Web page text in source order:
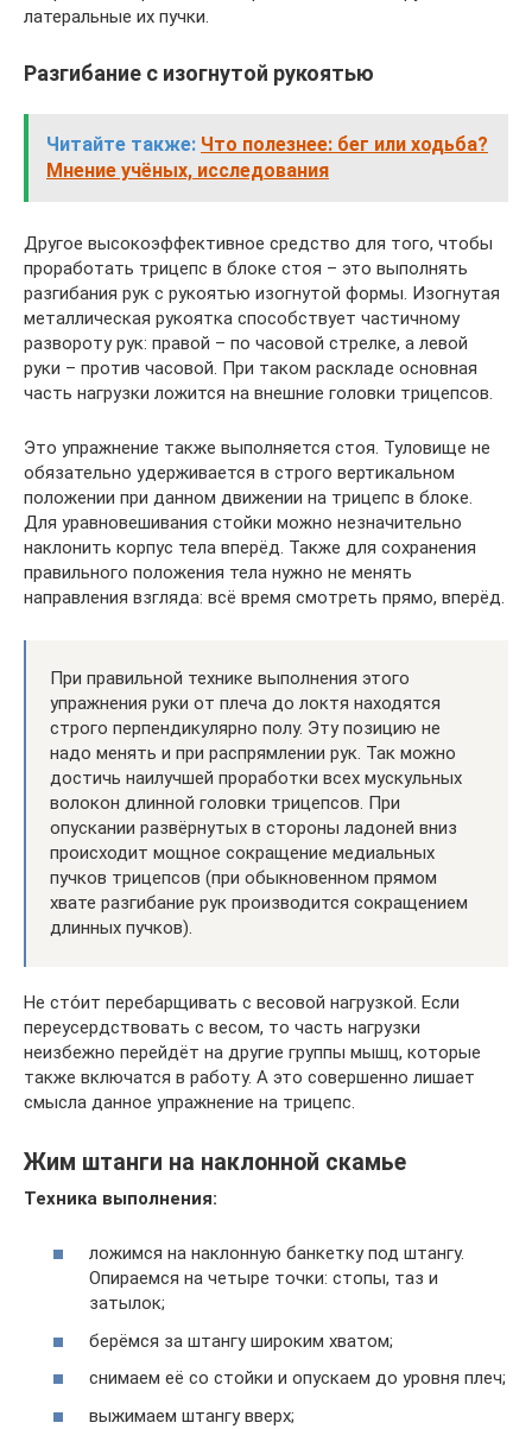
латеральные их пучки.
Разгибание с изогнутой рукоятью
Читайте также: Что полезнее: бег или ходьба?
Мнение учёных, исследования
Другое высокоэффективное средство для того, чтобы
проработать трицепс в блоке стоя – это выполнять
разгибания рук с рукоятью изогнутой формы. Изогнутая
металлическая рукоятка способствует частичному
развороту рук: правой – по часовой стрелке, а левой
руки – против часовой. При таком раскладе основная
часть нагрузки ложится на внешние головки трицепсов.
Это упражнение также выполняется стоя. Туловище не
обязательно удерживается в строго вертикальном
положении при данном движении на трицепс в блоке.
Для уравновешивания стойки можно незначительно
наклонить корпус тела вперёд. Также для сохранения
правильного положения тела нужно не менять
направления взгляда: всё время смотреть прямо, вперёд.
При правильной технике выполнения этого
упражнения руки от плеча до локтя находятся
строго перпендикулярно полу. Эту позицию не
надо менять и при распрямлении рук. Так можно
достичь наилучшей проработки всех мускульных
волокон длинной головки трицепсов. При
опускании развёрнутых в стороны ладоней вниз
происходит мощное сокращение медиальных
пучков трицепсов (при обыкновенном прямом
хвате разгибание рук производится сокращением
длинных пучков).
Не сто́ит перебарщивать с весовой нагрузкой. Если
переусердствовать с весом, то часть нагрузки
неизбежно перейдёт на другие группы мышц, которые
также включатся в работу. А это совершенно лишает
смысла данное упражнение на трицепс.
Жим штанги на наклонной скамье
Техника выполнения:
ложимся на наклонную банкетку под штангу.
Опираемся на четыре точки: стопы, таз и
затылок;
берёмся за штангу широким хватом;
снимаем её со стойки и опускаем до уровня плеч;
выжимаем штангу вверх;